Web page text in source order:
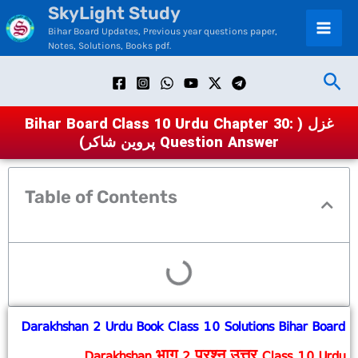
Skip
to
content
SkyLight Study
Bihar Board Updates, Previous year questions paper,
Notes, Solutions, Books pdf.
Bihar Board Class 10 Urdu Chapter 30: غزل (
پروین شاکر) Question Answer
Table of Contents
Darakhshan 2 Urdu Book Class 10 Solutions Bihar Board